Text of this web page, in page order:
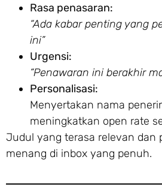
Rasa penasaran:
“Ada kabar penting yang
ini”
Urgensi:
“Penawaran ini berakhir
Personalisasi:
Menyertakan nama
meningkatkan open rate
Judul yang terasa relevan dan
menang di inbox yang penuh.